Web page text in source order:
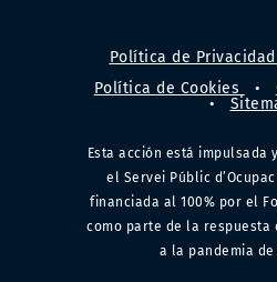
Política de Privacidad
Política de Cookies
•
•
Esta acción está impulsada
el Servei Públic
financiada al 100% por el
como parte de la respuesta
a la pandemia de